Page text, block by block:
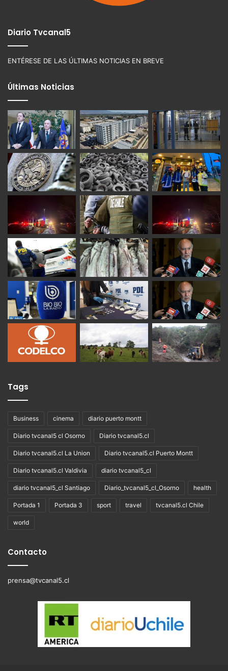
Diario Tvcanal5
ENTÉRESE DE LAS ÚLTIMAS NOTICIAS EN BREVE
Últimas Noticias
Tags
Business cinema diario puerto montt
Diario tvcanal5 cl Osorno Diario tvcanal5.cl
Diario tvcanal5.cl La Union Diario tvcanal5.cl Puerto Montt
Diario tvcanal5.cl Valdivia diario tvcanal5_cl
diario tvcanal5_cl Santiago Diario_tvcanal5_cl_Osorno health
Portada 1 Portada 3 sport travel tvcanal5.cl Chile
world
Contacto
prensa@tvcanal5.cl